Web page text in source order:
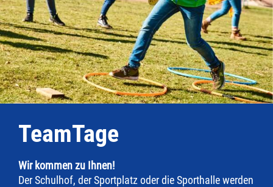
TeamTage
Wir kommen zu Ihnen!
Der Schulhof, der Sportplatz oder die Sporthalle werden